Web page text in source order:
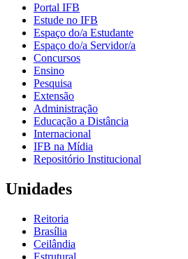
Portal IFB
Estude no IFB
Espaço do/a Estudante
Espaço do/a Servidor/a
Concursos
Ensino
Pesquisa
Extensão
Administração
Educação a Distância
Internacional
IFB na Mídia
Repositório Institucional
Unidades
Reitoria
Brasília
Ceilândia
Estrutural